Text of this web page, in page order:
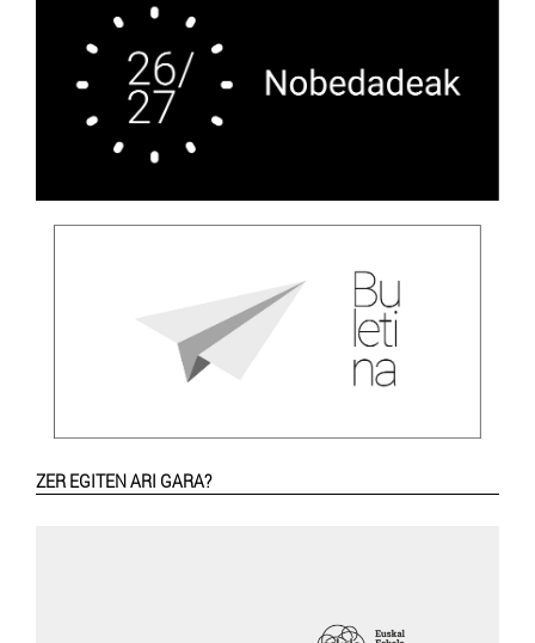
ZER EGITEN ARI GARA?